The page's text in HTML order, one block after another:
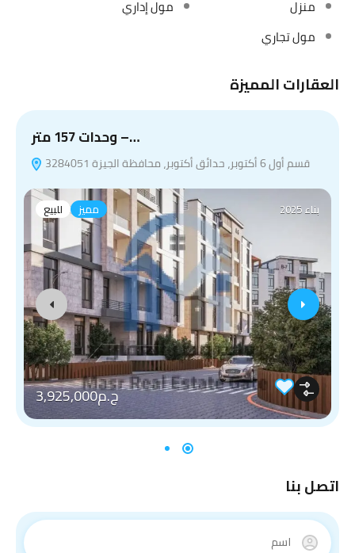
منزل
مول إداري
مول تجاري
العقارات المميزة
وحدات 157 متر –…
قسم أول 6 أكتوبر، حدائق أكتوبر، محافظة الجيزة 3284051
للبيع مميز بناء 2025
ج.م3,925,000
اتصل بنا